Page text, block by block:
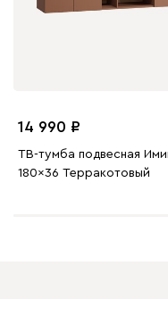
14 990
ТВ-тумба подвесная
180x36 Терракотовый